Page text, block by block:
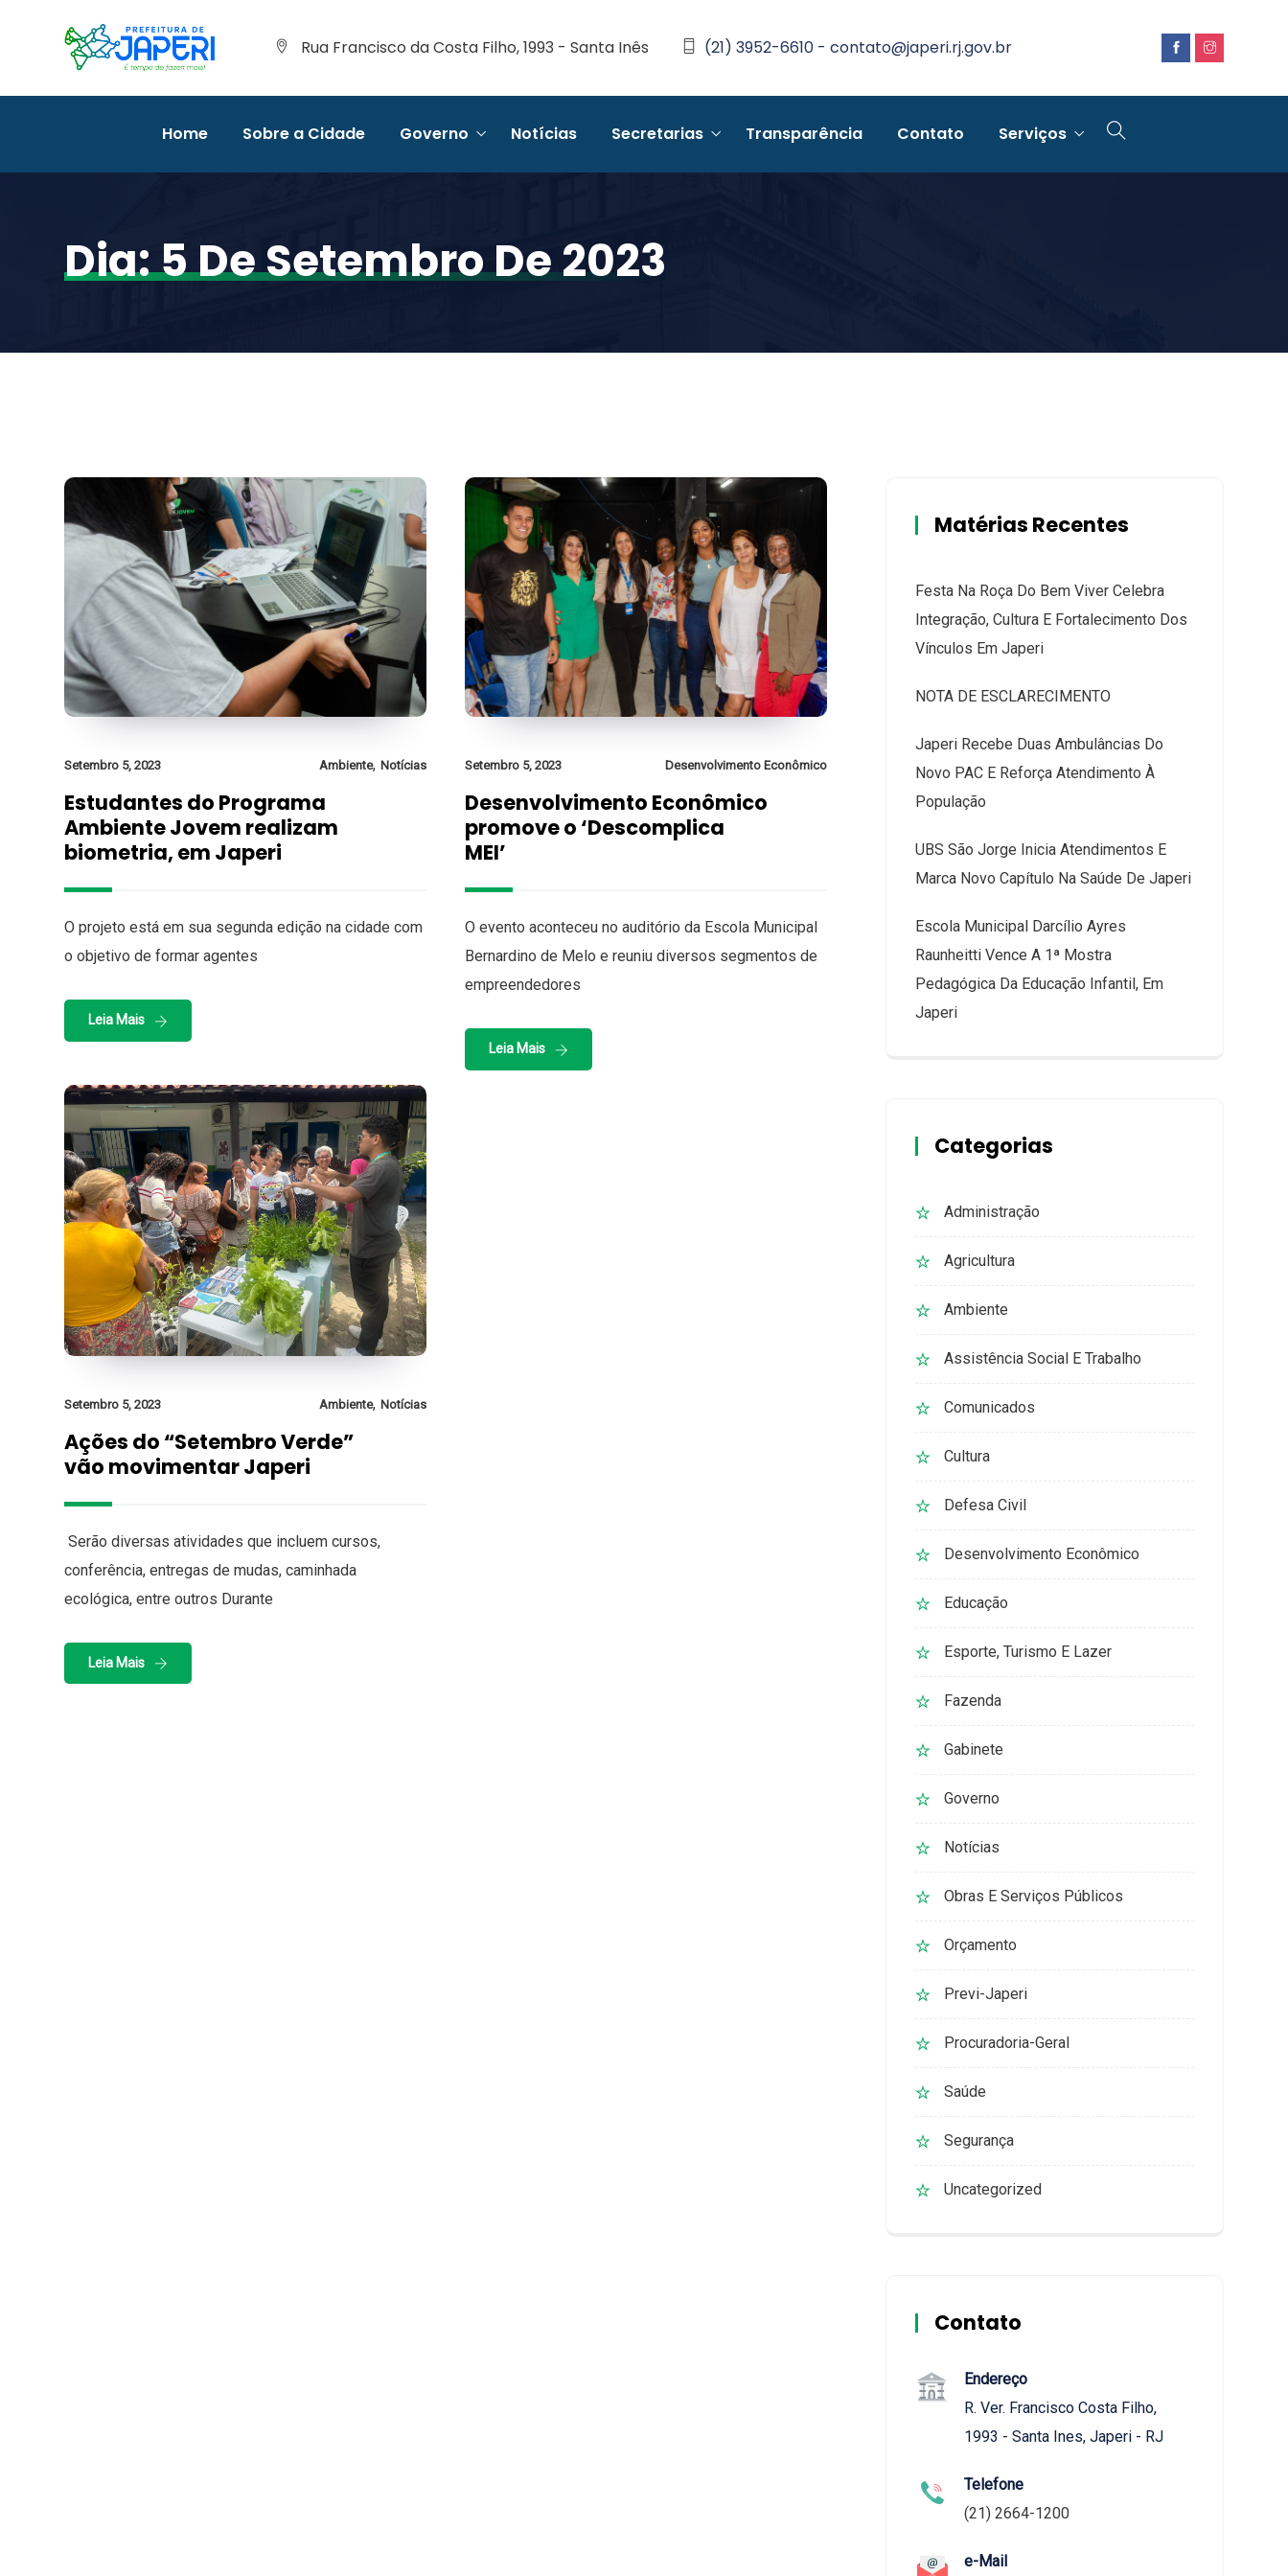
Rua Francisco da Costa Filho, 1993 - Santa Inês (21) 3952-6610 - contato@japeri.rj.gov.br
Home Sobre a Cidade Governo Notícias Secretarias Transparência Contato Serviços
Dia:5 De Setembro De 2023
Setembro 5, 2023 Ambiente, Notícias
Estudantes do Programa
Ambiente Jovem realizam
biometria, em Japeri
O projeto está em sua segunda edição na cidade com
o objetivo de formar agentes
Leia Mais
Setembro 5, 2023 Desenvolvimento Econômico
Desenvolvimento Econômico
promove o ‘Descomplica
MEI’
O evento aconteceu no auditório da Escola Municipal
Bernardino de Melo e reuniu diversos segmentos de
empreendedores
Leia Mais
Setembro 5, 2023 Ambiente, Notícias
Ações do “Setembro Verde”
vão movimentar Japeri
Serão diversas atividades que incluem cursos,
conferência, entregas de mudas, caminhada
ecológica, entre outros Durante
Leia Mais
Matérias Recentes
Festa Na Roça Do Bem Viver Celebra
Integração, Cultura E Fortalecimento Dos
Vínculos Em Japeri
NOTA DE ESCLARECIMENTO
Japeri Recebe Duas Ambulâncias Do
Novo PAC E Reforça Atendimento À
População
UBS São Jorge Inicia Atendimentos E
Marca Novo Capítulo Na Saúde De Japeri
Escola Municipal Darcílio Ayres
Raunheitti Vence A 1ª Mostra
Pedagógica Da Educação Infantil, Em
Japeri
Categorias
Administração
Agricultura
Ambiente
Assistência Social E Trabalho
Comunicados
Cultura
Defesa Civil
Desenvolvimento Econômico
Educação
Esporte, Turismo E Lazer
Fazenda
Gabinete
Governo
Notícias
Obras E Serviços Públicos
Orçamento
Previ-Japeri
Procuradoria-Geral
Saúde
Segurança
Uncategorized
Contato
Endereço
R. Ver. Francisco Costa Filho,
1993 - Santa Ines, Japeri - RJ
Telefone
(21) 2664-1200
e-Mail